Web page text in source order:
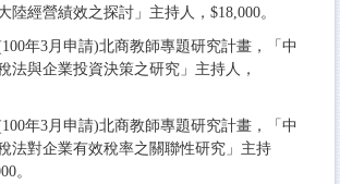
陸經營績效之探討」主持人，$18,000。
年3月申請)北商教師專題研究計畫，「中
法與企業投資決策之研究」主持人，
年3月申請)北商教師專題研究計畫，「中
法對企業有效稅率之關聯性研究」主持
。